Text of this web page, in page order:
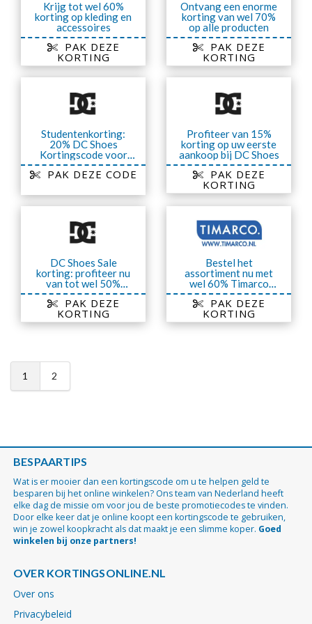
Krijg tot wel 60%
korting op kleding en
accessoires
PAK DEZE
KORTING
Ontvang een enorme
korting van wel 70%
op alle producten
PAK DEZE
KORTING
Studentenkorting:
20% DC Shoes
Kortingscode voor
nieuwe collectie
PAK DEZE CODE
Profiteer van 15%
korting op uw eerste
aankoop bij DC Shoes
PAK DEZE
KORTING
DC Shoes Sale
korting: profiteer nu
van tot wel 50%
korting
PAK DEZE
KORTING
Bestel het
assortiment nu met
wel 60% Timarco
korting op Sale
PAK DEZE
KORTING
1 2
BESPAARTIPS
Wat is er mooier dan een kortingscode om u te helpen geld te
besparen bij het online winkelen? Ons team van Nederland heeft
elke dag de missie om voor jou de beste promotiecodes te vinden.
Door elke keer dat je online koopt een kortingscode te gebruiken,
win je zowel koopkracht als dat maakt je een slimme koper. Goed
winkelen bij onze partners!
OVER KORTINGSONLINE.NL
Over ons
Privacybeleid